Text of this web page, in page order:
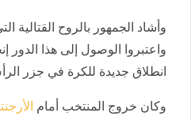
وأشاد الجمهور بالروح القتالية
واعتبروا الوصول إلى هذا الدور
انطلاق جديدة للكرة في جزر
وكان خروج المنتخب أمام